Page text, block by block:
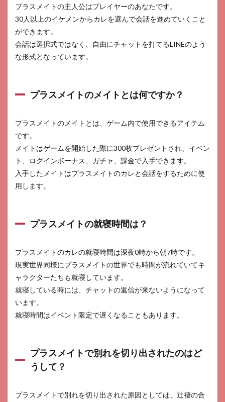
プラスメイトの主人公はプレイヤーのあなたです。
30人以上のイケメンからカレを選んで会話を進めていくこと
ができます。
会話は選択式ではなく、自由にチャットを打てるLINEのよう
な形式となっています。
プラスメイトのメイトとは何ですか？
プラスメイトのメイトとは、ゲーム内で使用できるアイテム
です。
メイトはゲームを開始した際に300枚プレゼントされ、イベン
ト、ログインボーナス、ガチャ、課金で入手できます。
入手したメイトはプラスメイトのカレと会話をするために使
用します。
プラスメイトの就寝時間は？
プラスメイトのカレの就寝時間は深夜0時から朝7時です。
現実世界同様にプラスメイトの世界でも時間が流れていてキ
ャラクターたちも就寝しています。
就寝している時には、チャットの返信が来ないようになって
います。
就寝時間はイベント限定で遅くなることもあります。
プラスメイトで別れを切り出されたのはど
うして？
プラスメイトで別れを切り出された原因としては、辻褄の合